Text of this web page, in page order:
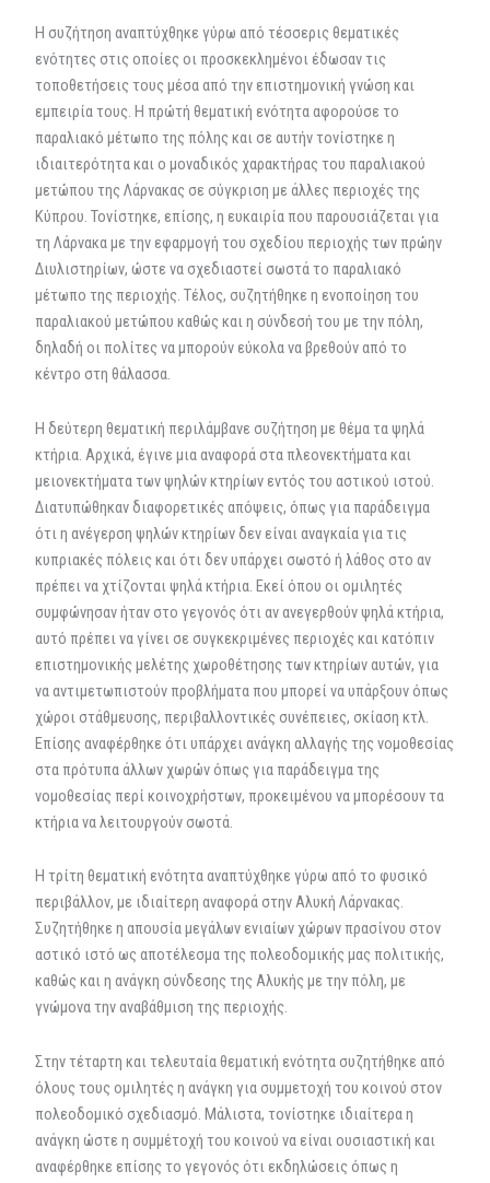
Η συζήτηση αναπτύχθηκε γύρω από τέσσερις θεματικές
ενότητες στις οποίες οι προσκεκλημένοι έδωσαν τις
τοποθετήσεις τους μέσα από την επιστημονική γνώση και
εμπειρία τους. Η πρώτή θεματική ενότητα αφορούσε το
παραλιακό μέτωπο της πόλης και σε αυτήν τονίστηκε η
ιδιαιτερότητα και ο μοναδικός χαρακτήρας του παραλιακού
μετώπου της Λάρνακας σε σύγκριση με άλλες περιοχές της
Κύπρου. Τονίστηκε, επίσης, η ευκαιρία που παρουσιάζεται για
τη Λάρνακα με την εφαρμογή του σχεδίου περιοχής των πρώην
Διυλιστηρίων, ώστε να σχεδιαστεί σωστά το παραλιακό
μέτωπο της περιοχής. Τέλος, συζητήθηκε η ενοποίηση του
παραλιακού μετώπου καθώς και η σύνδεσή του με την πόλη,
δηλαδή οι πολίτες να μπορούν εύκολα να βρεθούν από το
κέντρο στη θάλασσα.
Η δεύτερη θεματική περιλάμβανε συζήτηση με θέμα τα ψηλά
κτήρια. Αρχικά, έγινε μια αναφορά στα πλεονεκτήματα και
μειονεκτήματα των ψηλών κτηρίων εντός του αστικού ιστού.
Διατυπώθηκαν διαφορετικές απόψεις, όπως για παράδειγμα
ότι η ανέγερση ψηλών κτηρίων δεν είναι αναγκαία για τις
κυπριακές πόλεις και ότι δεν υπάρχει σωστό ή λάθος στο αν
πρέπει να χτίζονται ψηλά κτήρια. Εκεί όπου οι ομιλητές
συμφώνησαν ήταν στο γεγονός ότι αν ανεγερθούν ψηλά κτήρια,
αυτό πρέπει να γίνει σε συγκεκριμένες περιοχές και κατόπιν
επιστημονικής μελέτης χωροθέτησης των κτηρίων αυτών, για
να αντιμετωπιστούν προβλήματα που μπορεί να υπάρξουν όπως
χώροι στάθμευσης, περιβαλλοντικές συνέπειες, σκίαση κτλ.
Επίσης αναφέρθηκε ότι υπάρχει ανάγκη αλλαγής της νομοθεσίας
στα πρότυπα άλλων χωρών όπως για παράδειγμα της
νομοθεσίας περί κοινοχρήστων, προκειμένου να μπορέσουν τα
κτήρια να λειτουργούν σωστά.
Η τρίτη θεματική ενότητα αναπτύχθηκε γύρω από το φυσικό
περιβάλλον, με ιδιαίτερη αναφορά στην Αλυκή Λάρνακας.
Συζητήθηκε η απουσία μεγάλων ενιαίων χώρων πρασίνου στον
αστικό ιστό ως αποτέλεσμα της πολεοδομικής μας πολιτικής,
καθώς και η ανάγκη σύνδεσης της Αλυκής με την πόλη, με
γνώμονα την αναβάθμιση της περιοχής.
Στην τέταρτη και τελευταία θεματική ενότητα συζητήθηκε από
όλους τους ομιλητές η ανάγκη για συμμετοχή του κοινού στον
πολεοδομικό σχεδιασμό. Μάλιστα, τονίστηκε ιδιαίτερα η
ανάγκη ώστε η συμμέτοχή του κοινού να είναι ουσιαστική και
αναφέρθηκε επίσης το γεγονός ότι εκδηλώσεις όπως η